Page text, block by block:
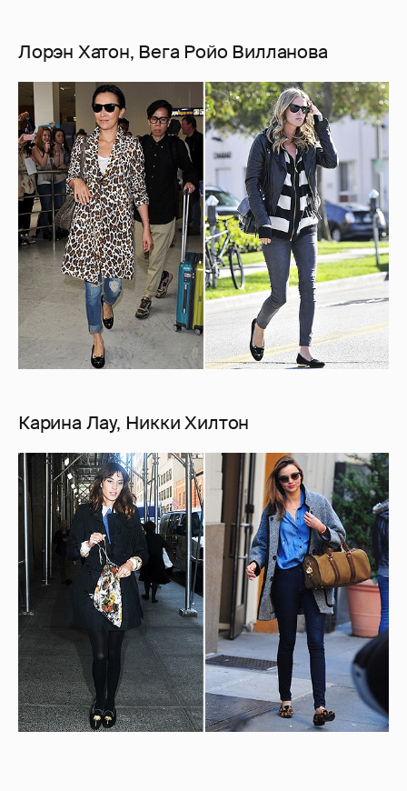
Лорэн Хатон, Вега Ройо Вилланова
Карина Лау, Никки Хилтон